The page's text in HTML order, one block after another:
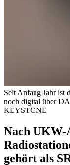
Seit Anfang Jahr ist
noch digital über
KEYSTONE
Nach UKW-
gehört als